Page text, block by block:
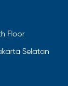
Floor
Selatan